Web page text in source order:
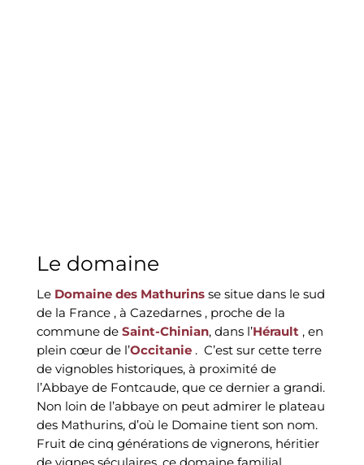
Le domaine
Le Domaine des Mathurins se situe dans le sud
de la France , à Cazedarnes , proche de la
commune de Saint-Chinian, dans l’Hérault , en
plein cœur de l’Occitanie . C’est sur cette terre
de vignobles historiques, à proximité de
l’Abbaye de Fontcaude, que ce dernier a grandi.
Non loin de l’abbaye on peut admirer le plateau
des Mathurins, d’où le Domaine tient son nom.
Fruit de cinq générations de vignerons, héritier
de vignes séculaires, ce domaine familial